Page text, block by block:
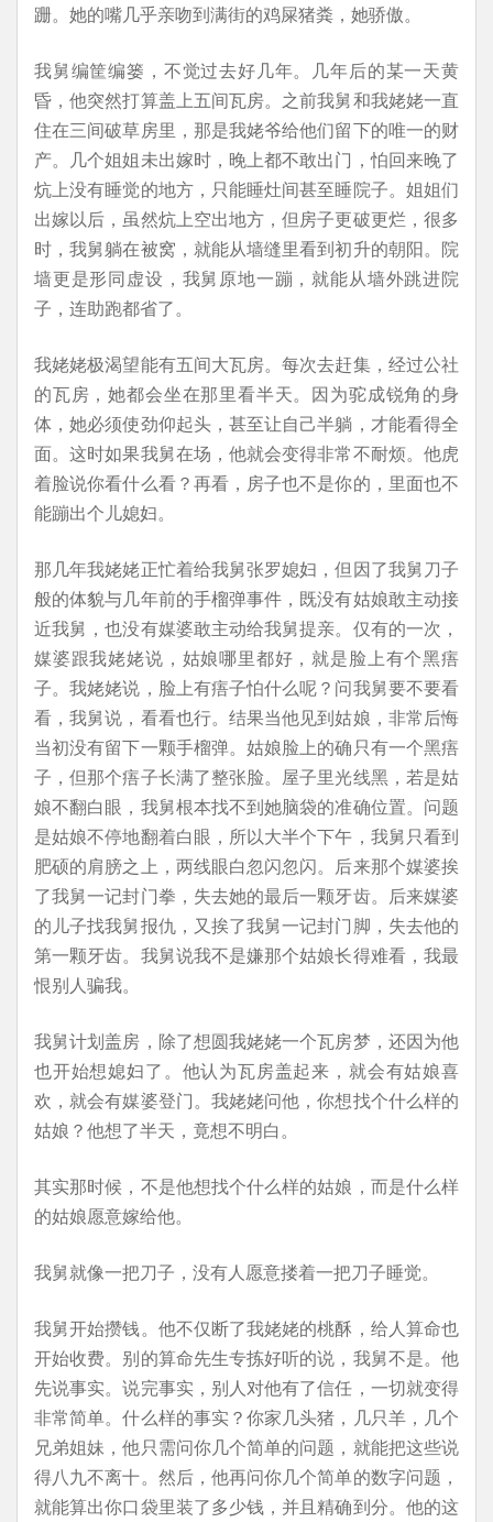
跚。她的嘴几乎亲吻到满街的鸡屎猪粪，她骄傲。
我舅编筐编篓，不觉过去好几年。几年后的某一天黄
昏，他突然打算盖上五间瓦房。之前我舅和我姥姥一直
住在三间破草房里，那是我姥爷给他们留下的唯一的财
产。几个姐姐未出嫁时，晚上都不敢出门，怕回来晚了
炕上没有睡觉的地方，只能睡灶间甚至睡院子。姐姐们
出嫁以后，虽然炕上空出地方，但房子更破更烂，很多
时，我舅躺在被窝，就能从墙缝里看到初升的朝阳。院
墙更是形同虚设，我舅原地一蹦，就能从墙外跳进院
子，连助跑都省了。
我姥姥极渴望能有五间大瓦房。每次去赶集，经过公社
的瓦房，她都会坐在那里看半天。因为驼成锐角的身
体，她必须使劲仰起头，甚至让自己半躺，才能看得全
面。这时如果我舅在场，他就会变得非常不耐烦。他虎
着脸说你看什么看？再看，房子也不是你的，里面也不
能蹦出个儿媳妇。
那几年我姥姥正忙着给我舅张罗媳妇，但因了我舅刀子
般的体貌与几年前的手榴弹事件，既没有姑娘敢主动接
近我舅，也没有媒婆敢主动给我舅提亲。仅有的一次，
媒婆跟我姥姥说，姑娘哪里都好，就是脸上有个黑痦
子。我姥姥说，脸上有痦子怕什么呢？问我舅要不要看
看，我舅说，看看也行。结果当他见到姑娘，非常后悔
当初没有留下一颗手榴弹。姑娘脸上的确只有一个黑痦
子，但那个痦子长满了整张脸。屋子里光线黑，若是姑
娘不翻白眼，我舅根本找不到她脑袋的准确位置。问题
是姑娘不停地翻着白眼，所以大半个下午，我舅只看到
肥硕的肩膀之上，两线眼白忽闪忽闪。后来那个媒婆挨
了我舅一记封门拳，失去她的最后一颗牙齿。后来媒婆
的儿子找我舅报仇，又挨了我舅一记封门脚，失去他的
第一颗牙齿。我舅说我不是嫌那个姑娘长得难看，我最
恨别人骗我。
我舅计划盖房，除了想圆我姥姥一个瓦房梦，还因为他
也开始想媳妇了。他认为瓦房盖起来，就会有姑娘喜
欢，就会有媒婆登门。我姥姥问他，你想找个什么样的
姑娘？他想了半天，竟想不明白。
其实那时候，不是他想找个什么样的姑娘，而是什么样
的姑娘愿意嫁给他。
我舅就像一把刀子，没有人愿意搂着一把刀子睡觉。
我舅开始攒钱。他不仅断了我姥姥的桃酥，给人算命也
开始收费。别的算命先生专拣好听的说，我舅不是。他
先说事实。说完事实，别人对他有了信任，一切就变得
非常简单。什么样的事实？你家几头猪，几只羊，几个
兄弟姐妹，他只需问你几个简单的问题，就能把这些说
得八九不离十。然后，他再问你几个简单的数字问题，
就能算出你口袋里装了多少钱，并且精确到分。他的这